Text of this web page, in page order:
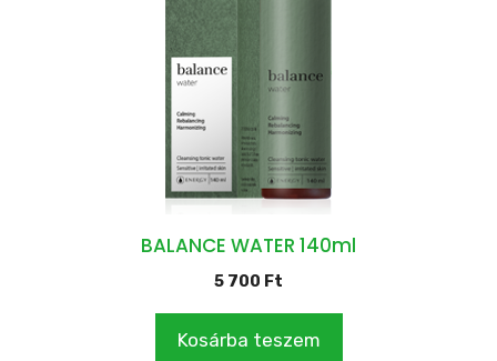
BALANCE WATER 140ml
5 700 Ft
Kosárba teszem